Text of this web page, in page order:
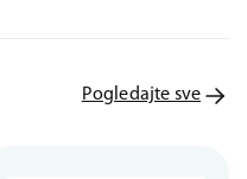
Pogledajte sve